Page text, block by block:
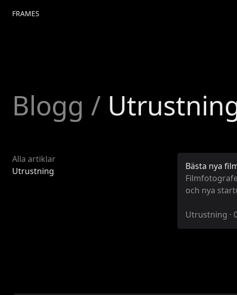
FRAMES
Blogg /
Alla artiklar
Utrustning
Bästa nya
och nya
Utrustning ·